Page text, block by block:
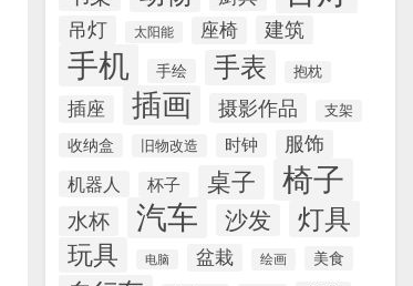
吊灯 太阳能 座椅 建筑
手机 手绘 手表 抱枕
插座 插画 摄影作品 支架
收纳盒 旧物改造 时钟 服饰
机器人 杯子 桌子 椅子
水杯 汽车 沙发 灯具
玩具 电脑 盆栽 绘画 美食